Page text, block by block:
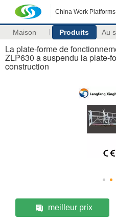
China Work
Maison Produits Au
La plate-forme de
ZLP630 a suspendu la plate-
construction
meilleur prix